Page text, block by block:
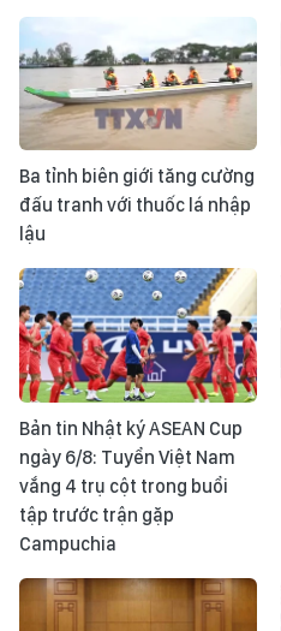
Ba tỉnh biên giới tăng cường
đấu tranh với thuốc lá nhập
lậu
Bản tin Nhật ký ASEAN Cup
ngày 6/8: Tuyển Việt Nam
vắng 4 trụ cột trong buổi
tập trước trận gặp
Campuchia